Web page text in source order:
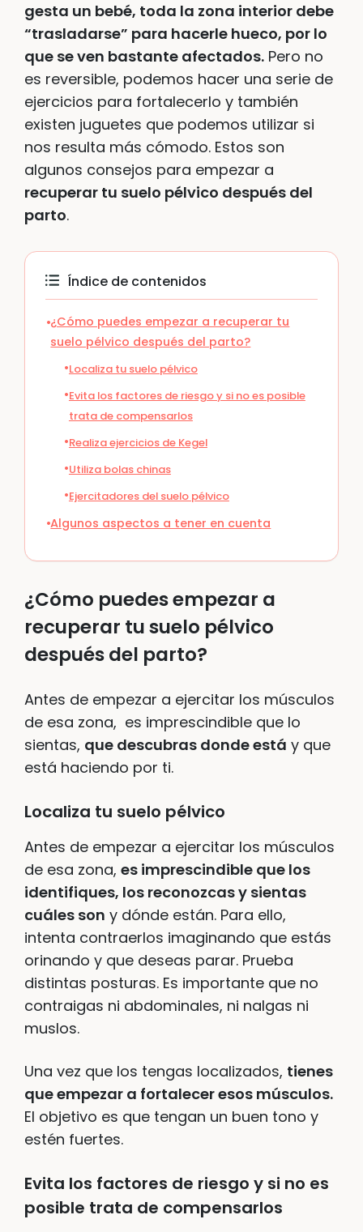
gesta un bebé, toda la zona interior debe
“trasladarse” para hacerle hueco, por lo
que se ven bastante afectados. Pero no
es reversible, podemos hacer una serie de
ejercicios para fortalecerlo y también
existen juguetes que podemos utilizar si
nos resulta más cómodo. Estos son
algunos consejos para empezar a
recuperar tu suelo pélvico después del
parto.
Índice de contenidos
¿Cómo puedes empezar a recuperar tu
suelo pélvico después del parto?
Localiza tu suelo pélvico
Evita los factores de riesgo y si no es posible
trata de compensarlos
Realiza ejercicios de Kegel
Utiliza bolas chinas
Ejercitadores del suelo pélvico
Algunos aspectos a tener en cuenta
¿Cómo puedes empezar a
recuperar tu suelo pélvico
después del parto?
Antes de empezar a ejercitar los músculos
de esa zona, es imprescindible que lo
sientas, que descubras donde está y que
está haciendo por ti.
Localiza tu suelo pélvico
Antes de empezar a ejercitar los músculos
de esa zona, es imprescindible que los
identifiques, los reconozcas y sientas
cuáles son y dónde están. Para ello,
intenta contraerlos imaginando que estás
orinando y que deseas parar. Prueba
distintas posturas. Es importante que no
contraigas ni abdominales, ni nalgas ni
muslos.
Una vez que los tengas localizados, tienes
que empezar a fortalecer esos músculos.
El objetivo es que tengan un buen tono y
estén fuertes.
Evita los factores de riesgo y si no es
posible trata de compensarlos